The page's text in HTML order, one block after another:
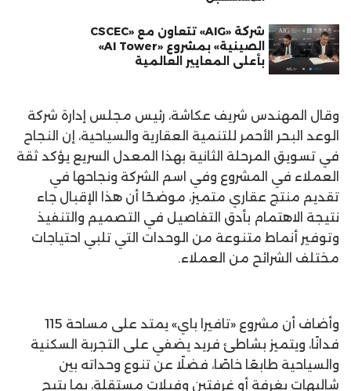
شركة «AIG» تتعاون مع «CSCEC
الصينية» بمشروع «AI Tower»
بأعلى المعايير العالمية
وقال المهندس شريف عكاشة، رئيس مجلس إدارة شركة
الوعد البحر الأحمر للتنمية العقارية والسياحية، إن النجاح
في تسويق المرحلة الثانية بهذا المعدل السريع يؤكد ثقة
العملاء في المشروع وفي اسم الشركة ونجاحها في
تقديم منتج عقاري متميز، موضحًا أن هذا الإقبال جاء
نتيجة الاهتمام بأدق التفاصيل في التصميم والتنفيذ
وتوفير أنماط متنوعة من الوحدات التي تلبي احتياجات
مختلف الشرائح من العملاء.
وأضاف أن مشروع «تافيرا باي» يمتد على مساحة 115
فدانًا، ويتميز بشاطئ فريد يضفي على التجربة السكنية
والسياحية طابعًا خاصًا، فضلًا عن تنوع وحداته بين
شاليهات بغرفة أو غرفتين وفيلات مستقلة، بما يتيح